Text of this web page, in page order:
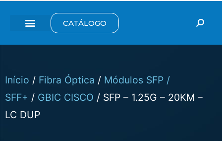
CATÁLOGO
Início / Fibra Óptica / Módulos SFP /
SFF+ / GBIC CISCO / SFP – 1.25G – 20KM –
LC DUP